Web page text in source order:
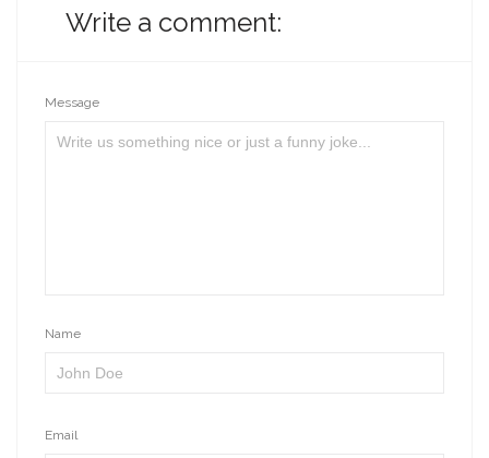
Write a comment:
Message
Name
Email